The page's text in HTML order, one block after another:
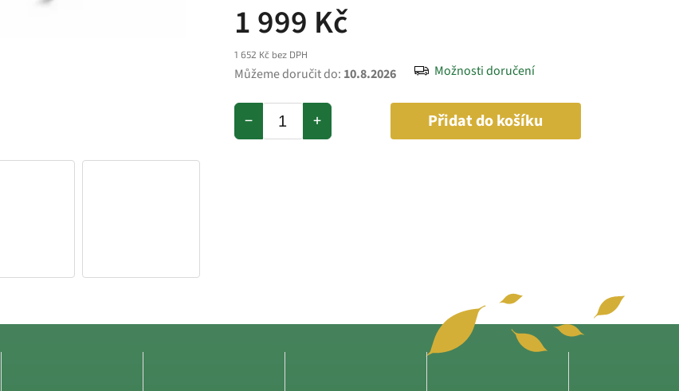
1 999 Kč
1 652 Kč bez DPH
Můžeme doručit do: 10.8.2026 Možnosti doručení
+
− Přidat do košíku